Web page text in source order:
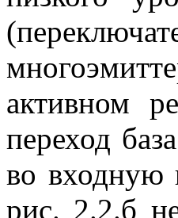
активном
переход
во входную
рис. 2.2.б